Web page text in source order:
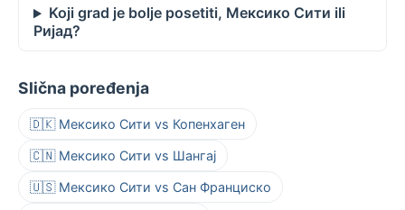
Koji grad je bolje posetiti, Мексико Сити ili
Ријад?
Slična poređenja
🇩🇰 Мексико Сити vs Копенхаген
🇨🇳 Мексико Сити vs Шангај
🇺🇸 Мексико Сити vs Сан Франциско